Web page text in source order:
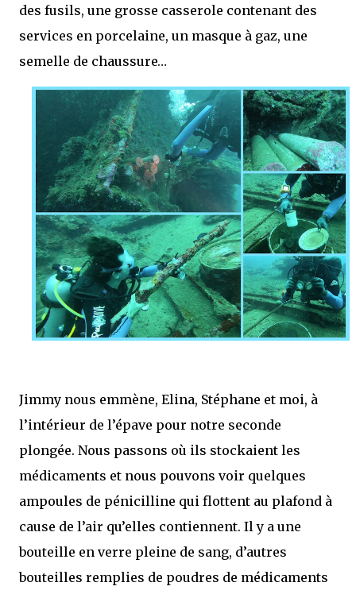
des fusils, une grosse casserole contenant des
services en porcelaine, un masque à gaz, une
semelle de chaussure…
Jimmy nous emmène, Elina, Stéphane et moi, à
l’intérieur de l’épave pour notre seconde
plongée. Nous passons où ils stockaient les
médicaments et nous pouvons voir quelques
ampoules de pénicilline qui flottent au plafond à
cause de l’air qu’elles contiennent. Il y a une
bouteille en verre pleine de sang, d’autres
bouteilles remplies de poudres de médicaments